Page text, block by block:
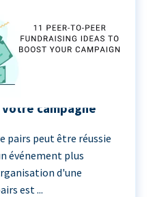
campagne
pairs peut être réussie
événement plus
d'une
est ...